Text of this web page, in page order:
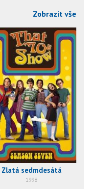
Zobrazit vše
Zlatá sedmdesátá
1998